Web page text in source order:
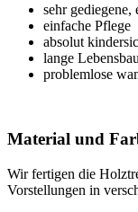
sehr gediegene,
einfache Pflege
absolut
lange
problemlose
Material und
Wir fertigen die
Vorstellungen in